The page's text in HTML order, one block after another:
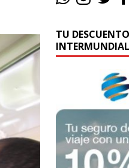
TU
INTERMUNDIAL